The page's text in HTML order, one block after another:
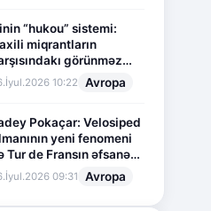
“hukou” sistemi:
miqrantların
görünməz
10:22 Avropa
Pokaçar: Velosiped
yeni fenomeni
Tur de Fransın əfsanəvi
09:31 Avropa